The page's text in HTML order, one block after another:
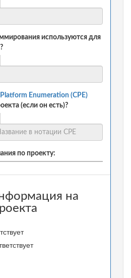
используются для
Enumeration (CPE)
(если он есть)?
по проекту:
на